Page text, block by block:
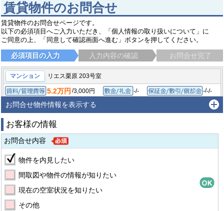
賃貸物件のお問合せ
賃貸物件のお問合せページです。
以下の必須項目へご入力いただき、「個人情報の取り扱いについて」に
ご同意の上、「同意して確認画面へ進む」ボタンを押してください。
必須項目の入力 入力内容の確認 お問合せ完了
マンション リエス栗原 203号室
賃料/管理費等
5.2万円 /3,000円 敷金/礼金
-/- -/-/-
間取り/専有面積
2DK/44㎡
座間市栗原中央小田急線 相武台前駅 徒歩15分
お問合せ物件情報を表示する
お客様の情報
お問合せ内容
物件を内見したい
間取図や物件の情報が知りたい
現在の空室状況を知りたい
その他